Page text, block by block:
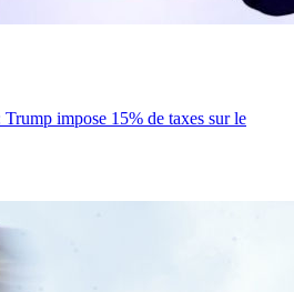
Trump impose 15% de taxes sur le